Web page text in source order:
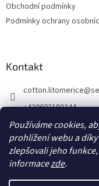
Používáme cookies,
prohlížení webu a
zlepšovali jeho
informacezde.
Obchodní podmínky
Podmínky ochrany
Kontakt
cotton.litomerice@
+420603193244
Dlouhá 190/39,
Cotton Litoměřice